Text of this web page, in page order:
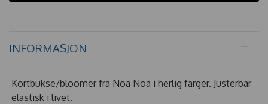
INFORMASJON
Kortbukse/bloomer fra Noa Noa i herlig farger. Justerbar
elastisk i livet.